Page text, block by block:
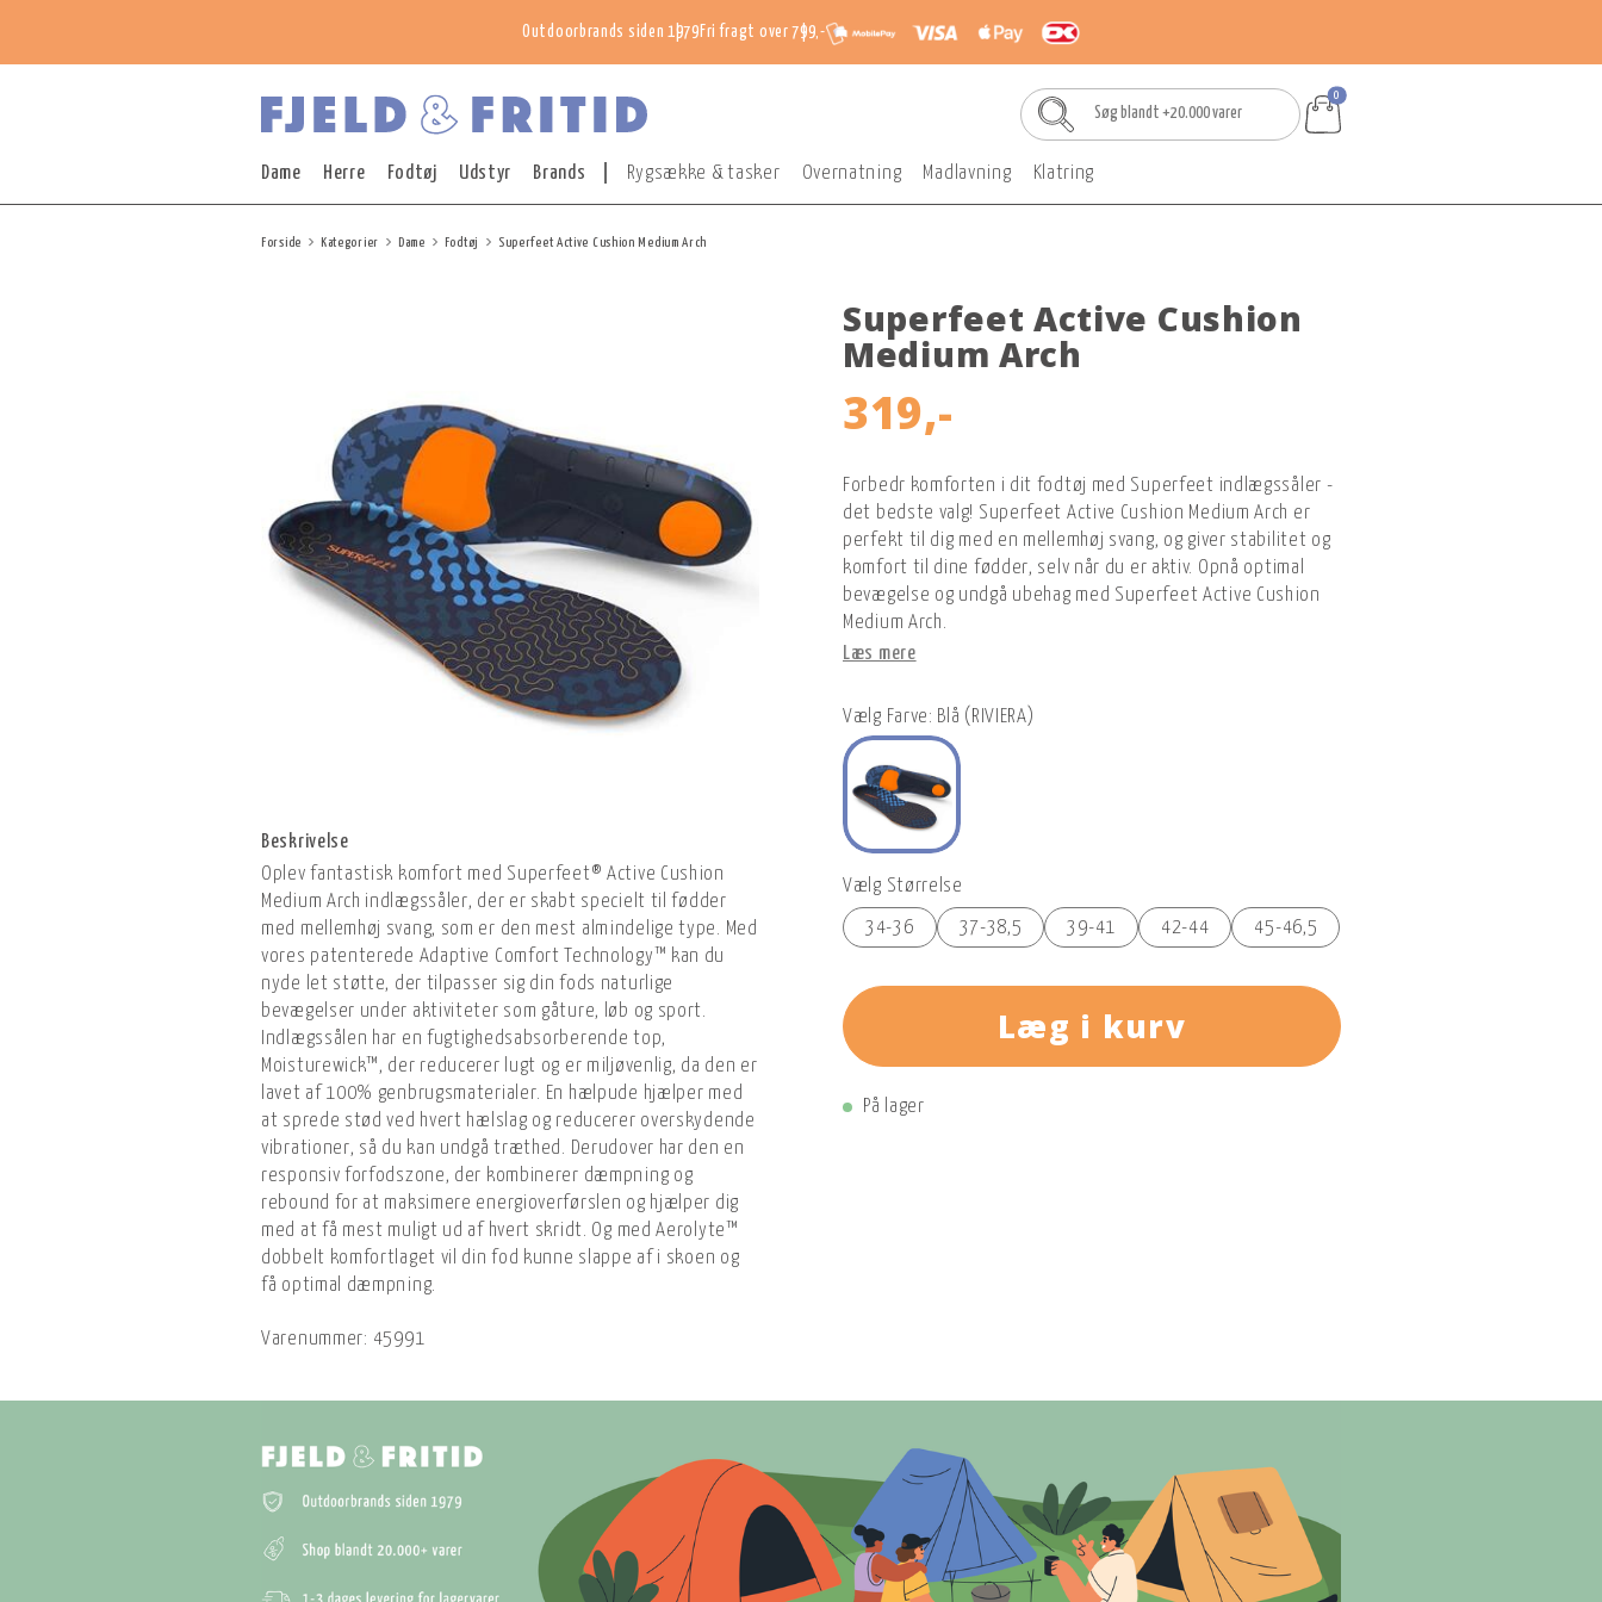
Outdoorbrands siden 1979 Fri fragt over 799,-
0
Dame Herre Fodtøj Udstyr Brands Rygsække & tasker Overnatning Madlavning Klatring
Forside Kategorier Dame Fodtøj Superfeet Active Cushion Medium Arch
Beskrivelse
Oplev fantastisk komfort med Superfeet® Active Cushion
Medium Arch indlægssåler, der er skabt specielt til fødder
med mellemhøj svang, som er den mest almindelige type. Med
vores patenterede Adaptive Comfort Technology™ kan du
nyde let støtte, der tilpasser sig din fods naturlige
bevægelser under aktiviteter som gåture, løb og sport.
Indlægssålen har en fugtighedsabsorberende top,
Moisturewick™, der reducerer lugt og er miljøvenlig, da den er
lavet af 100% genbrugsmaterialer. En hælpude hjælper med
at sprede stød ved hvert hælslag og reducerer overskydende
vibrationer, så du kan undgå træthed. Derudover har den en
responsiv forfodszone, der kombinerer dæmpning og
rebound for at maksimere energioverførslen og hjælper dig
med at få mest muligt ud af hvert skridt. Og med Aerolyte™
dobbelt komfortlaget vil din fod kunne slappe af i skoen og
få optimal dæmpning.
Varenummer: 45991
Superfeet Active Cushion
Medium Arch
319,-
Forbedr komforten i dit fodtøj med Superfeet indlægssåler -
det bedste valg! Superfeet Active Cushion Medium Arch er
perfekt til dig med en mellemhøj svang, og giver stabilitet og
komfort til dine fødder, selv når du er aktiv. Opnå optimal
bevægelse og undgå ubehag med Superfeet Active Cushion
Medium Arch.
Læs mere
Vælg Farve: Blå (RIVIERA)
Vælg Størrelse
34-36 37-38,5 39-41 42-44 45-46,5
Læg i kurv
På lager